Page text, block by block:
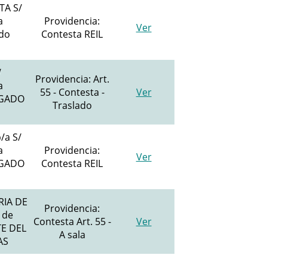
S/
Providencia:
Contesta REIL
Ver
Providencia: Art.
55 - Contesta -
Traslado
Ver
a S/
Providencia:
Contesta REIL
Ver
DE
DEL
Providencia:
Contesta Art. 55 -
A sala
Ver